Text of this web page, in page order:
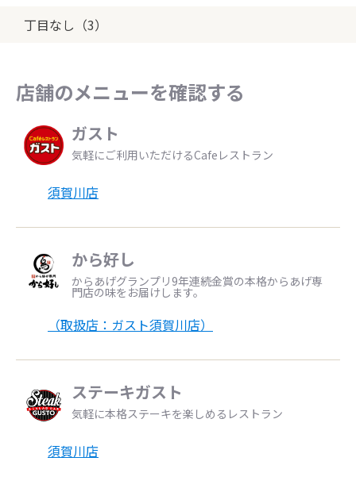
丁目なし（3）
店舗のメニューを確認する
ガスト
気軽にご利用いただけるCafeレストラン
須賀川店
から好し
からあげグランプリ9年連続金賞の本格からあげ専
門店の味をお届けします。
（取扱店：ガスト須賀川店）
ステーキガスト
気軽に本格ステーキを楽しめるレストラン
須賀川店